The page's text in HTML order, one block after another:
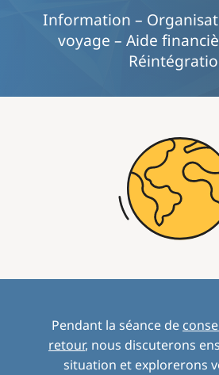
Information –
voyage – Aide
Pendant la séance de
retour, nous discuterons
situation et explorerons